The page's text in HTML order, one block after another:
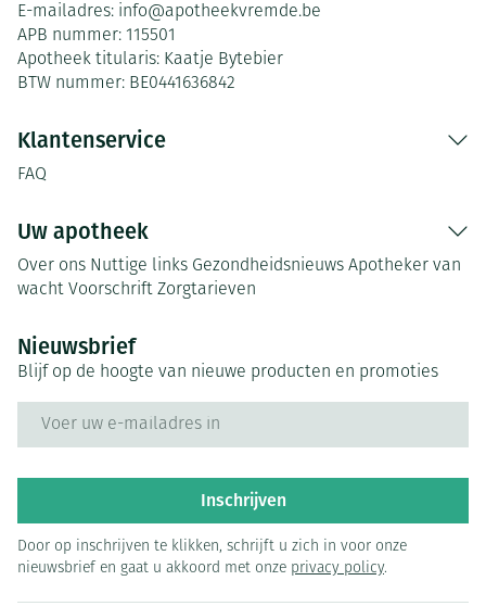
E-mailadres: info@apotheekvremde.be
APB nummer: 115501
Apotheek titularis: Kaatje Bytebier
BTW nummer: BE0441636842
Klantenservice
FAQ
Uw apotheek
Over ons Nuttige links Gezondheidsnieuws Apotheker van
wacht Voorschrift Zorgtarieven
Nieuwsbrief
Blijf op de hoogte van nieuwe producten en promoties
Inschrijven
Door op inschrijven te klikken, schrijft u zich in voor onze
nieuwsbrief en gaat u akkoord met onze privacy policy.